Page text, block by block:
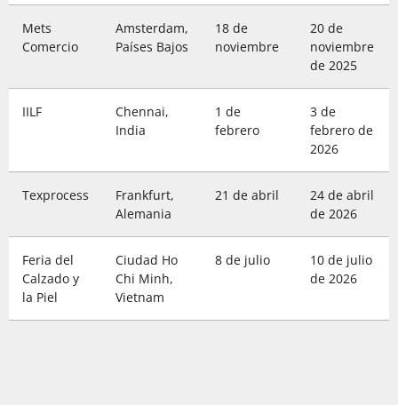
Mets
Comercio
Amsterdam,
Países Bajos
18 de
noviembre
20 de
noviembre
de 2025
IILF
Chennai,
India
1 de
febrero
3 de
febrero de
2026
Texprocess
Frankfurt,
Alemania
21 de abril
24 de abril
de 2026
Feria del
Calzado y
la Piel
Ciudad Ho
Chi Minh,
Vietnam
8 de julio
10 de julio
de 2026